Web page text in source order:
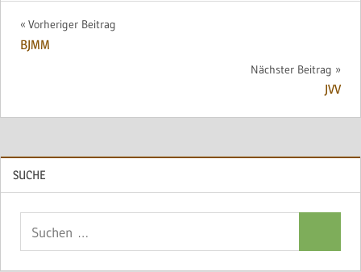
Beitragsnavigation
Vorheriger Beitrag
BJMM
Nächster Beitrag
JVV
SUCHE